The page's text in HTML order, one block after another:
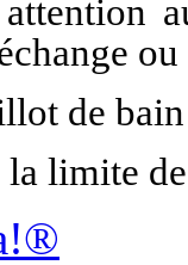
de
la limite